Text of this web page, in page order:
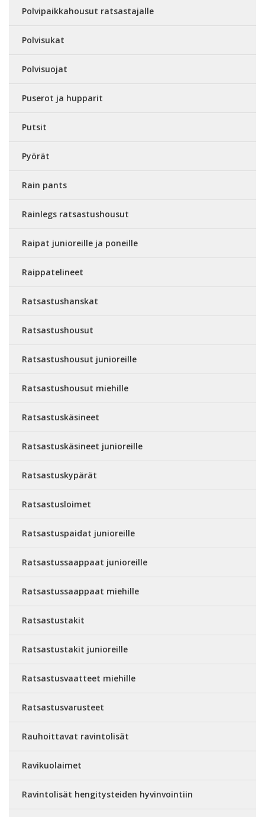
Polvipaikkahousut ratsastajalle
Polvisukat
Polvisuojat
Puserot ja hupparit
Putsit
Pyörät
Rain pants
Rainlegs ratsastushousut
Raipat junioreille ja poneille
Raippatelineet
Ratsastushanskat
Ratsastushousut
Ratsastushousut junioreille
Ratsastushousut miehille
Ratsastuskäsineet
Ratsastuskäsineet junioreille
Ratsastuskypärät
Ratsastusloimet
Ratsastuspaidat junioreille
Ratsastussaappaat junioreille
Ratsastussaappaat miehille
Ratsastustakit
Ratsastustakit junioreille
Ratsastusvaatteet miehille
Ratsastusvarusteet
Rauhoittavat ravintolisät
Ravikuolaimet
Ravintolisät hengitysteiden hyvinvointiin